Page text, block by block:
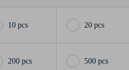
10 pcs 20 pcs
200 pcs 500 pcs